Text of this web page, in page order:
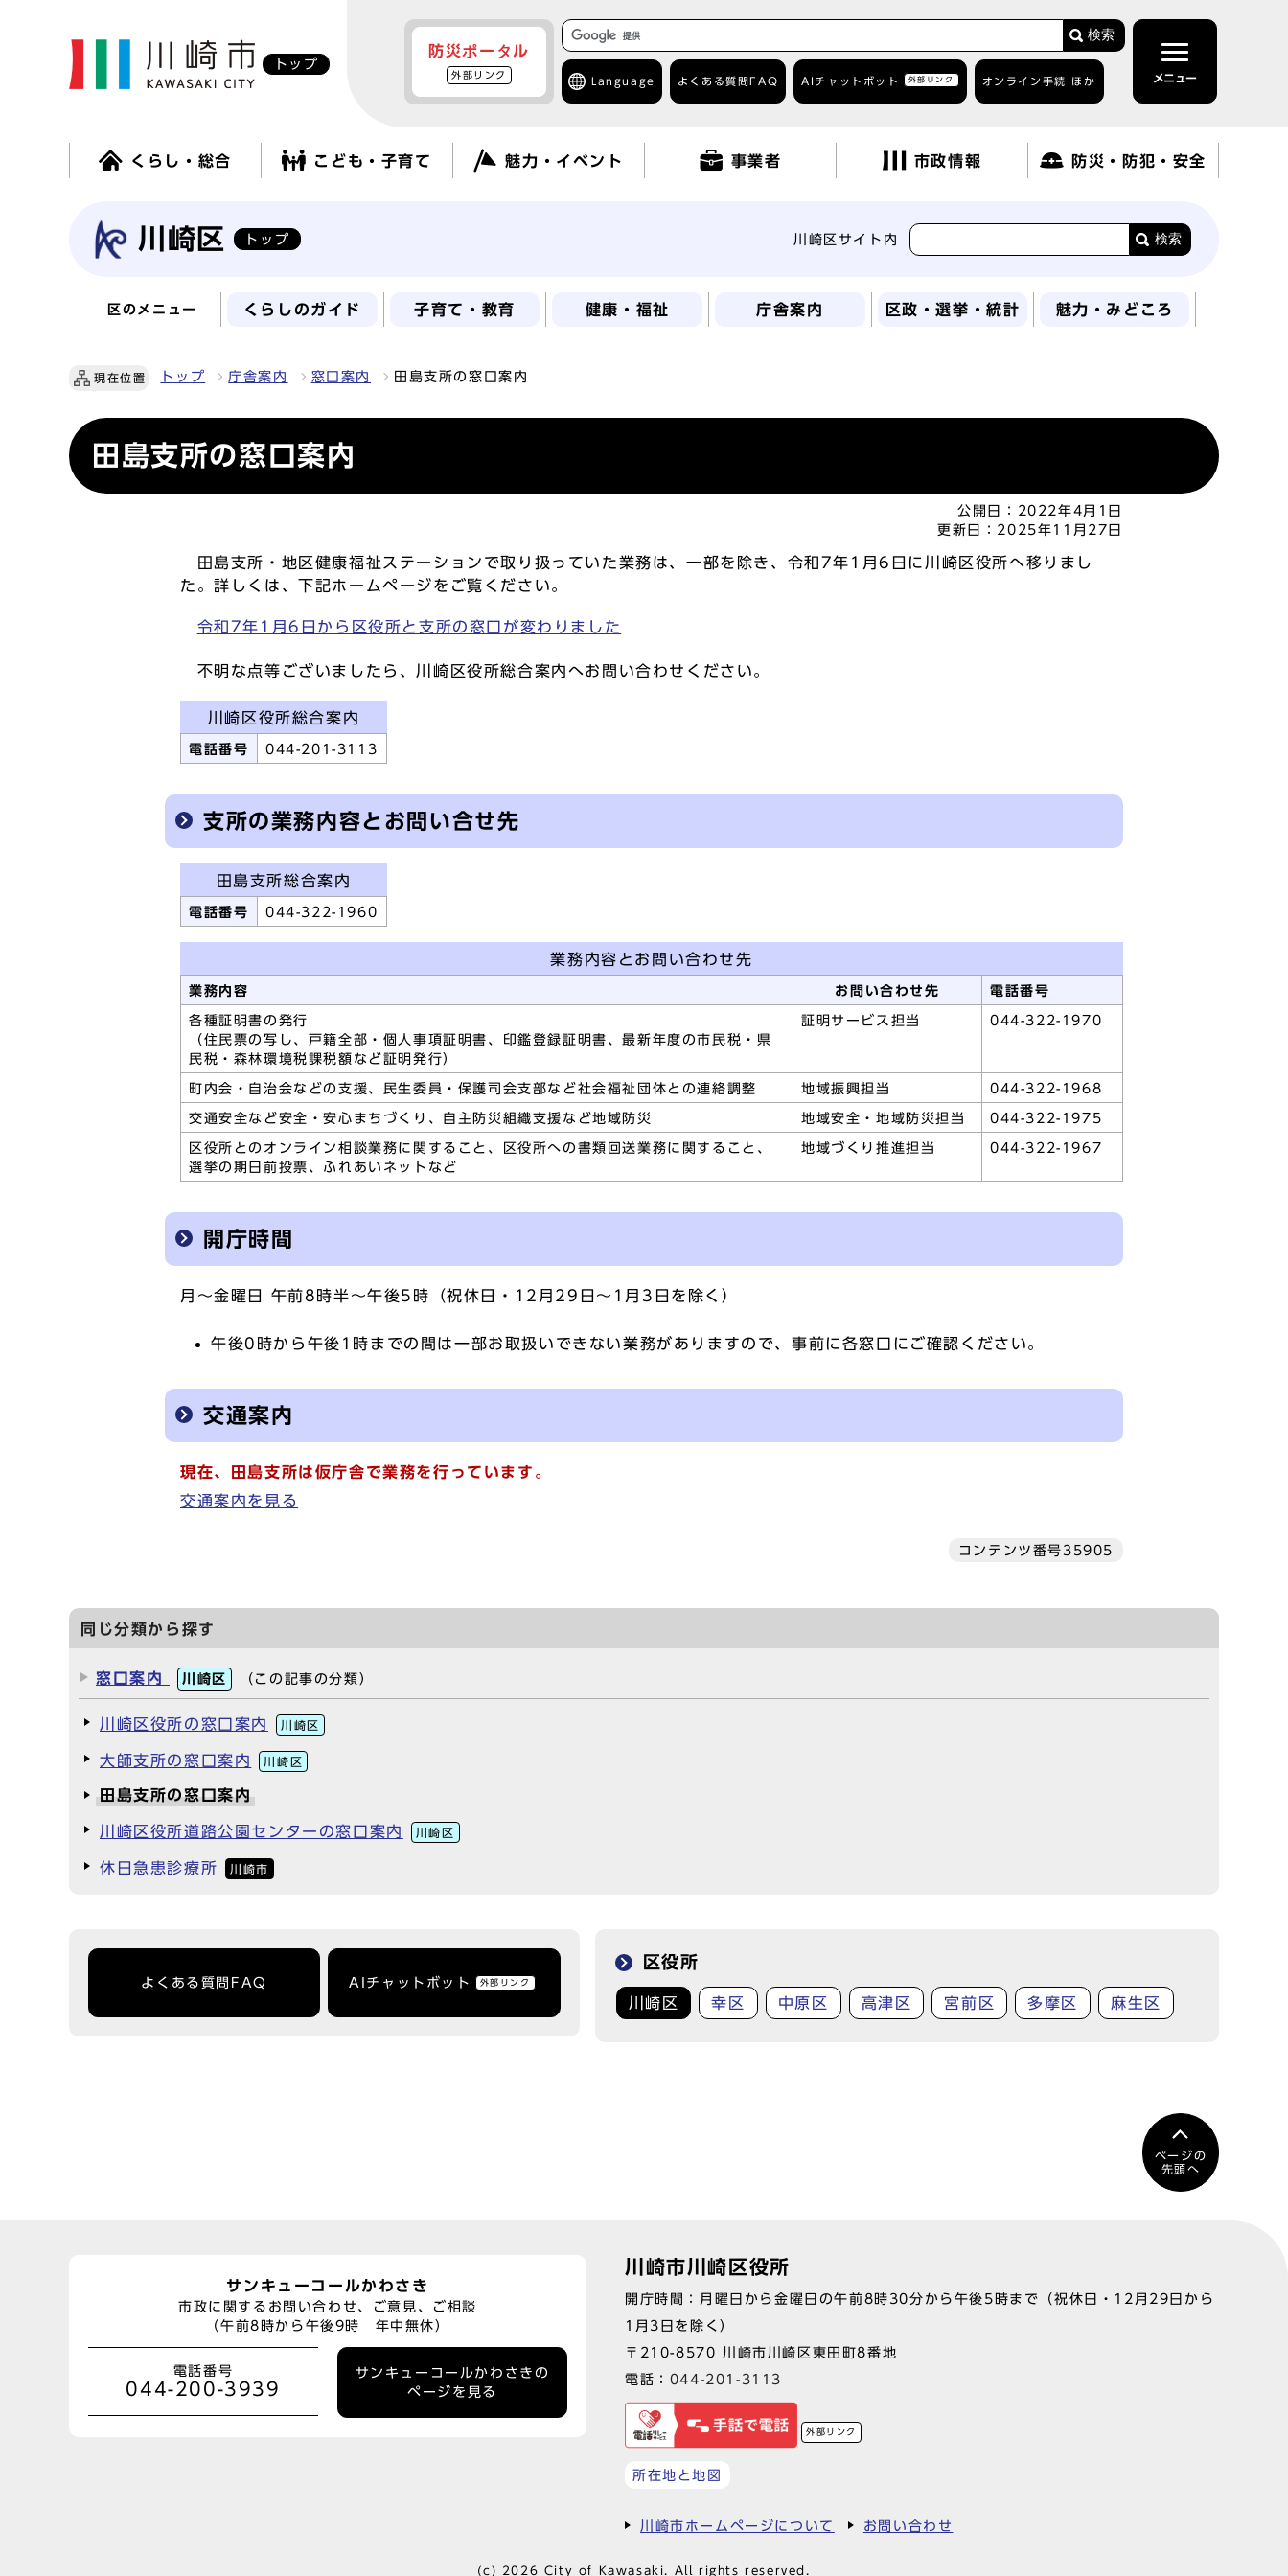
トップ
防災ポータル
外部リンク
検索
Language よくある質問 FAQ AIチャットボット 外部リンク オンライン手続 ほか メニュー
くらし・総合 こども・子育て 魅力・イベント 事業者 市政情報 防災・防犯・安全
川崎区 トップ 川崎区サイト内 検索
区のメニュー くらしのガイド 子育て・教育 健康・福祉 庁舎案内 区政・選挙・統計 魅力・みどころ
現在位置 トップ 庁舎案内 窓口案内 田島支所の窓口案内
田島支所の窓口案内
公開日：
2022年4月1日
更新日： 2025年11月27日
田島支所・地区健康福祉ステーションで取り扱っていた業務は、一部を除き、令和7年1月6日に川崎区役所へ移りまし
た。詳しくは、下記ホームページをご覧ください。
令和7年1月6日から区役所と支所の窓口が変わりました
不明な点等ございましたら、川崎区役所総合案内へお問い合わせください。
川崎区役所総合案内
電話番号 044-201-3113
支所の業務内容とお問い合せ先
田島支所総合案内
電話番号 044-322-1960
業務内容とお問い合わせ先
業務内容 お問い合わせ先 電話番号
各種証明書の発行
（住民票の写し、戸籍全部・個人事項証明書、印鑑登録証明書、最新年度の市民税・県
民税・森林環境税課税額など証明発行）
証明サービス担当 044-322-1970
町内会・自治会などの支援、民生委員・保護司会支部など社会福祉団体との連絡調整 地域振興担当 044-322-1968
交通安全など安全・安心まちづくり、自主防災組織支援など地域防災 地域安全・地域防災担当 044-322-1975
区役所とのオンライン相談業務に関すること、区役所への書類回送業務に関すること、
選挙の期日前投票、ふれあいネットなど
地域づくり推進担当 044-322-1967
開庁時間
月～金曜日 午前8時半～午後5時（祝休日・12月29日～1月3日を除く）
午後0時から午後1時までの間は一部お取扱いできない業務がありますので、事前に各窓口にご確認ください。
交通案内
現在、田島支所は仮庁舎で業務を行っています。
交通案内を見る
コンテンツ番号35905
同じ分類から探す
窓口案内 川崎区 （この記事の分類）
川崎区役所の窓口案内 川崎区
大師支所の窓口案内 川崎区
田島支所の窓口案内
川崎区役所道路公園センターの窓口案内 川崎区
休日急患診療所 川崎市
よくある質問FAQ AIチャットボット 外部リンク
区役所
川崎区 幸区 中原区 高津区 宮前区 多摩区 麻生区
ページの
先頭へ
サンキューコールかわさき
市政に関するお問い合わせ、ご意見、ご相談
（午前8時から午後9時 年中無休）
電話番号
044-200-3939
サンキューコールかわさきの
ページを見る
川崎市川崎区役所
開庁時間：月曜日から金曜日の午前8時30分から午後5時まで（祝休日・12月29日から
1月3日を除く）
〒210-8570 川崎市川崎区東田町8番地
電話： 044-201-3113
外部リンク
所在地と地図
川崎市ホームページについて お問い合わせ
(c) 2026 City of Kawasaki. All rights reserved.